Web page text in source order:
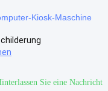
Kiosk-Maschine
Sie eine Nachricht